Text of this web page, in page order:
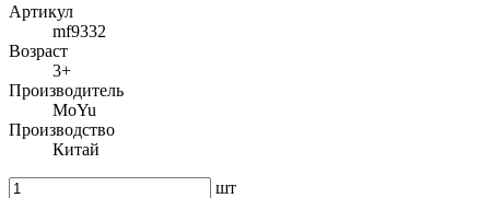
Артикул
mf9332
Возраст
3+
Производитель
MoYu
Производство
Китай
шт